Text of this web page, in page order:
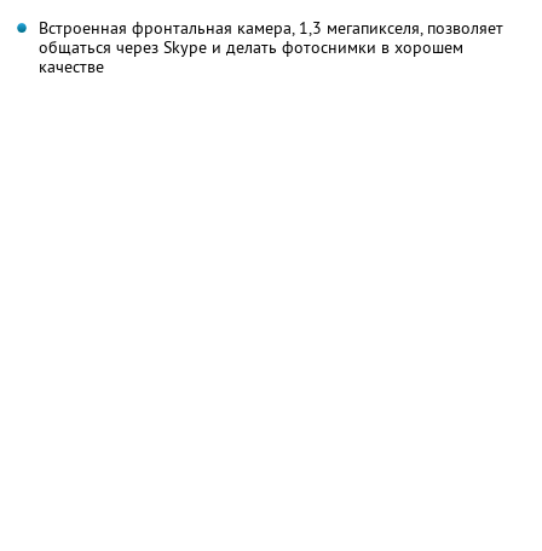
Встроенная фронтальная камера, 1,3 мегапикселя, позволяет
общаться через Skype и делать фотоснимки в хорошем
качестве